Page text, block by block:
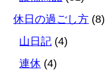
休日の過ごし方 (8)
山日記 (4)
連休 (4)